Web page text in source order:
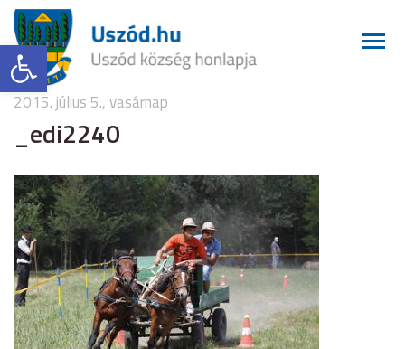
Eszköztár megnyitása
2015. július 5., vasárnap
_edi2240